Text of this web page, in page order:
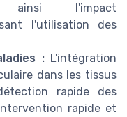
ainsi l'impact
l'utilisation des
:L'intégration
dans les tissus
rapide des
rapide et